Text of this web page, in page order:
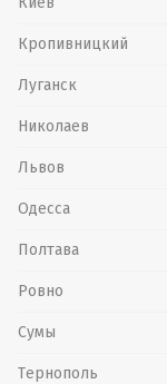
Кропивницкий
Луганск
Николаев
Львов
Одесса
Полтава
Ровно
Сумы
Тернополь